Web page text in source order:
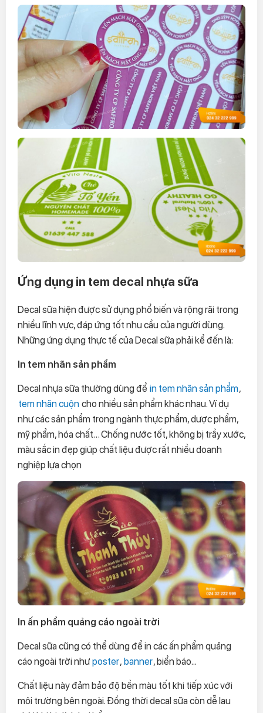
Ứng dụng in tem decal nhựa sữa
Decal sữa hiện được sử dụng phổ biến và rộng rãi trong
nhiều lĩnh vực, đáp ứng tốt nhu cầu của người dùng.
Những ứng dụng thực tế của Decal sữa phải kể đến là:
In tem nhãn sản phẩm
Decal nhựa sữa thường dùng để in tem nhãn sản phẩm,
tem nhãn cuộn cho nhiều sản phẩm khác nhau. Ví dụ
như các sản phẩm trong ngành thực phẩm, dược phẩm,
mỹ phẩm, hóa chất… Chống nước tốt, không bị trầy xước,
màu sắc in đẹp giúp chất liệu được rất nhiều doanh
nghiệp lựa chọn
In ấn phẩm quảng cáo ngoài trời
Decal sữa cũng có thể dùng để in các ấn phẩm quảng
cáo ngoài trời như poster, banner, biển báo...
Chất liệu này đảm bảo độ bền màu tốt khi tiếp xúc với
môi trường bên ngoài. Đồng thời decal sữa còn dễ lau